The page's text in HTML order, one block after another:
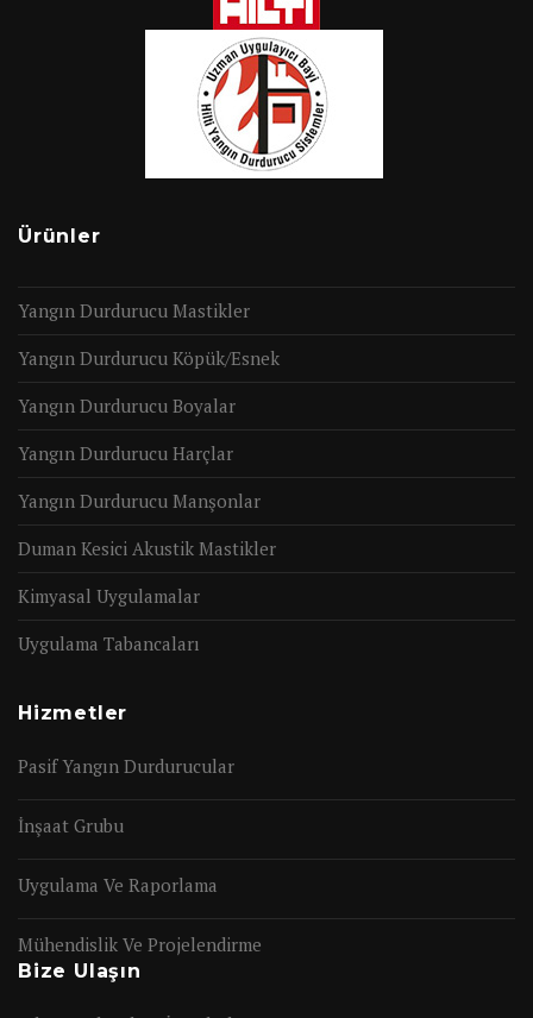
Ürünler
Yangın Durdurucu Mastikler
Yangın Durdurucu Köpük/Esnek
Yangın Durdurucu Boyalar
Yangın Durdurucu Harçlar
Yangın Durdurucu Manşonlar
Duman Kesici Akustik Mastikler
Kimyasal Uygulamalar
Uygulama Tabancaları
Hizmetler
Pasif Yangın Durdurucular
İnşaat Grubu
Uygulama Ve Raporlama
Mühendislik Ve Projelendirme
Bize Ulaşın